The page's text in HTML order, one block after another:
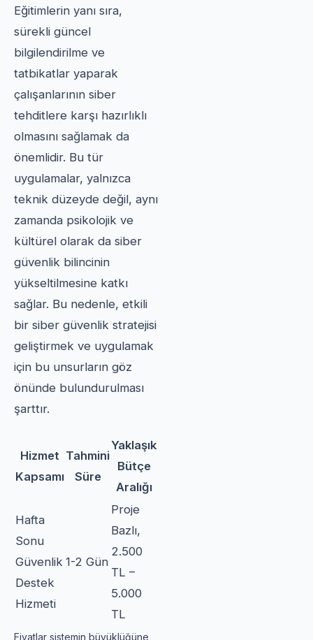
Eğitimlerin yanı sıra,
sürekli güncel
bilgilendirilme ve
tatbikatlar yaparak
çalışanlarının siber
tehditlere karşı hazırlıklı
olmasını sağlamak da
önemlidir. Bu tür
uygulamalar, yalnızca
teknik düzeyde değil, aynı
zamanda psikolojik ve
kültürel olarak da siber
güvenlik bilincinin
yükseltilmesine katkı
sağlar. Bu nedenle, etkili
bir siber güvenlik stratejisi
geliştirmek ve uygulamak
için bu unsurların göz
önünde bulundurulması
şarttır.
Hizmet
Kapsamı
Tahmini
Süre
Yaklaşık
Bütçe
Aralığı
Hafta
Sonu
Güvenlik
Destek
Hizmeti
1-2 Gün
Proje
Bazlı,
2.500
TL –
5.000
TL
Fiyatlar sistemin büyüklüğüne,